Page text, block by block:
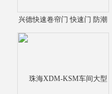
兴德快速卷帘门 快速门 防潮